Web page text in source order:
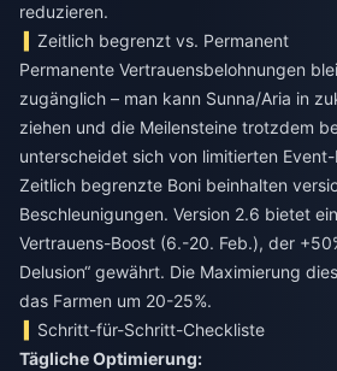
reduzieren.
Zeitlich begrenzt vs. Permanent
Permanente Vertrauensbelohnungen
zugänglich – man kann Sunna/Aria in
ziehen und die Meilensteine trotzdem
unterscheidet sich von limitierten
Zeitlich begrenzte Boni beinhalten
Beschleunigungen. Version 2.6 bietet
Vertrauens-Boost (6.-20. Feb.), der
Delusion“ gewährt. Die Maximierung
das Farmen um 20-25%.
Schritt-für-Schritt-Checkliste
Tägliche Optimierung: